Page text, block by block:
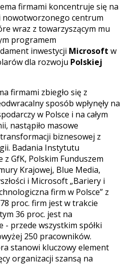
firmami koncentruje się na
centrum
wraz z towarzyszącym mu
programem
inwestycji Microsoft w
dla rozwoju Polskiej
firmami zbiegło się z
sposób wpłynęły na
w Polsce i na całym
nastąpiło masowe
biznesowej z
Badania Instytutu
GfK, Polskim Funduszem
Krajowej, Blue Media,
i Microsoft „Bariery i
firm w Polsce” z
proc. firm jest w trakcie
36 proc. jest na
- przede wszystkim spółki
250 pracowników.
stanowi kluczowy element
organizacji szansą na